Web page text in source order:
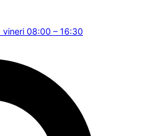
08:00 – 16:30